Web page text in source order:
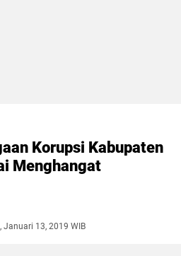
Korupsi Kabupaten
Menghangat
Januari 13, 2019 WIB